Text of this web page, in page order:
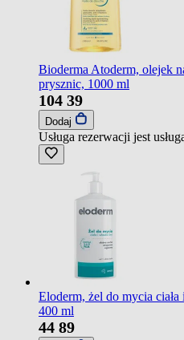
Bioderma Atoderm, olejek
prysznic, 1000 ml
104 39
Dodaj
Usługa rezerwacji jest
Eloderm, żel do mycia
400 ml
44 89